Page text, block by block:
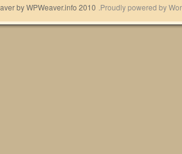
Proudly powered by